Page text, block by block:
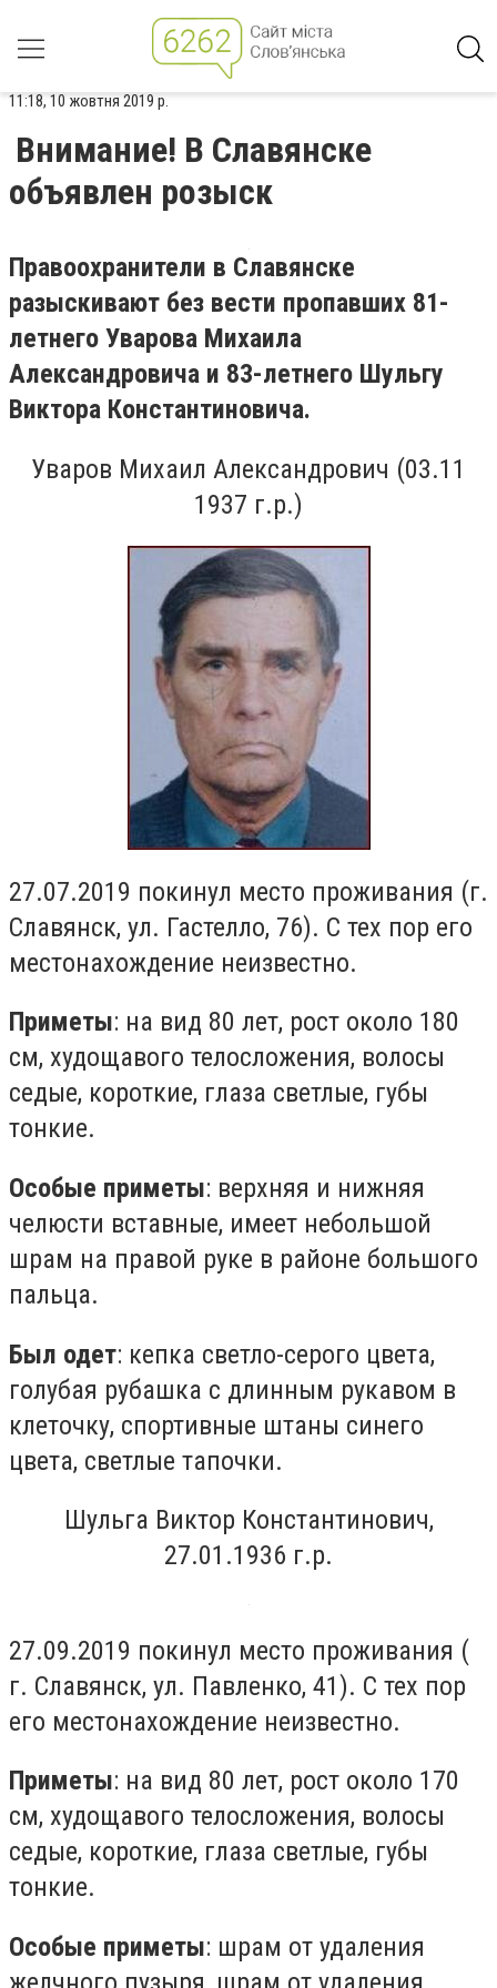
11:18, 10 жовтня 2019 р.
Внимание! В Славянске
объявлен розыск
Правоохранители в Славянске
разыскивают без вести пропавших 81-
летнего Уварова Михаила
Александровича и 83-летнего Шульгу
Виктора Константиновича.
Уваров Михаил Александрович (03.11
1937 г.р.)
27.07.2019 покинул место проживания (г.
Славянск, ул. Гастелло, 76). С тех пор его
местонахождение неизвестно.
Приметы: на вид 80 лет, рост около 180
см, худощавого телосложения, волосы
седые, короткие, глаза светлые, губы
тонкие.
Особые приметы: верхняя и нижняя
челюсти вставные, имеет небольшой
шрам на правой руке в районе большого
пальца.
Был одет: кепка светло-серого цвета,
голубая рубашка с длинным рукавом в
клеточку, спортивные штаны синего
цвета, светлые тапочки.
Шульга Виктор Константинович,
27.01.1936 г.р.
27.09.2019 покинул место проживания (
г. Славянск, ул. Павленко, 41). С тех пор
его местонахождение неизвестно.
Приметы: на вид 80 лет, рост около 170
см, худощавого телосложения, волосы
седые, короткие, глаза светлые, губы
тонкие.
Особые приметы: шрам от удаления